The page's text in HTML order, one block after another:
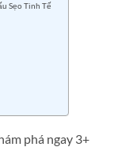
Sẹo Tinh Tế
phá ngay 3+